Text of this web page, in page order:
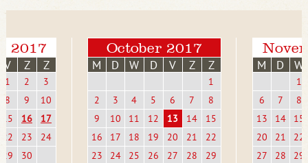
2017
V Z Z
1 2
3
8
9
10
15
16
17
22
23
24
29
30
October 2017
M D W D V Z Z
1
2
3 4 5 6 7
8
9
10 11 12 13 14
15
16
17 18 19 20 21
22
23
24 25 26 27 28
29
M D W
1
6
7
8
13
14
15
20
21
22
27
28 29